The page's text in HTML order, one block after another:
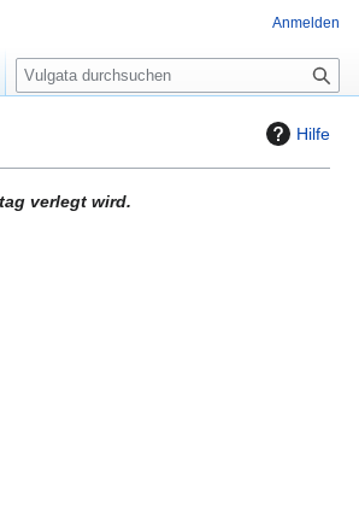
Hilfe
verlegt wird.
Anmelden
S
u
e